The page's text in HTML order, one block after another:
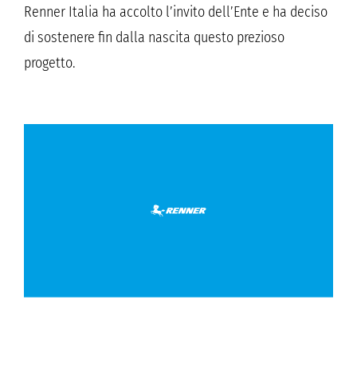
Renner Italia ha accolto l’invito dell’Ente e ha deciso
di sostenere fin dalla nascita questo prezioso
progetto.